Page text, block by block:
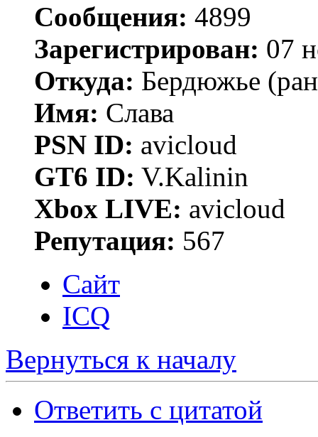
Сообщения: 4899
Зарегистрирован: 07
Откуда: Бердюжье
Имя: Слава
PSN ID: avicloud
GT6 ID: V.Kalinin
Xbox LIVE: avicloud
Репутация: 567
Сайт
ICQ
Вернуться к началу
Ответить с цитатой